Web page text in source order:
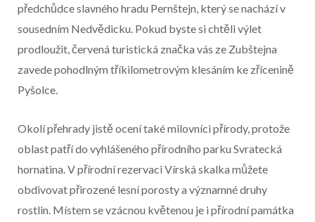
předchůdce slavného hradu Pernštejn, který se nachází v
sousedním Nedvědicku. Pokud byste si chtěli výlet
prodloužit, červená turistická značka vás ze Zubštejna
zavede pohodlným tříkilometrovým klesáním ke zřícenině
Pyšolce.
Okolí přehrady jistě ocení také milovníci přírody, protože
oblast patří do vyhlášeného přírodního parku Svratecká
hornatina. V přírodní rezervaci Vírská skalka můžete
obdivovat přirozené lesní porosty a významné druhy
rostlin. Místem se vzácnou květenou je i přírodní památka